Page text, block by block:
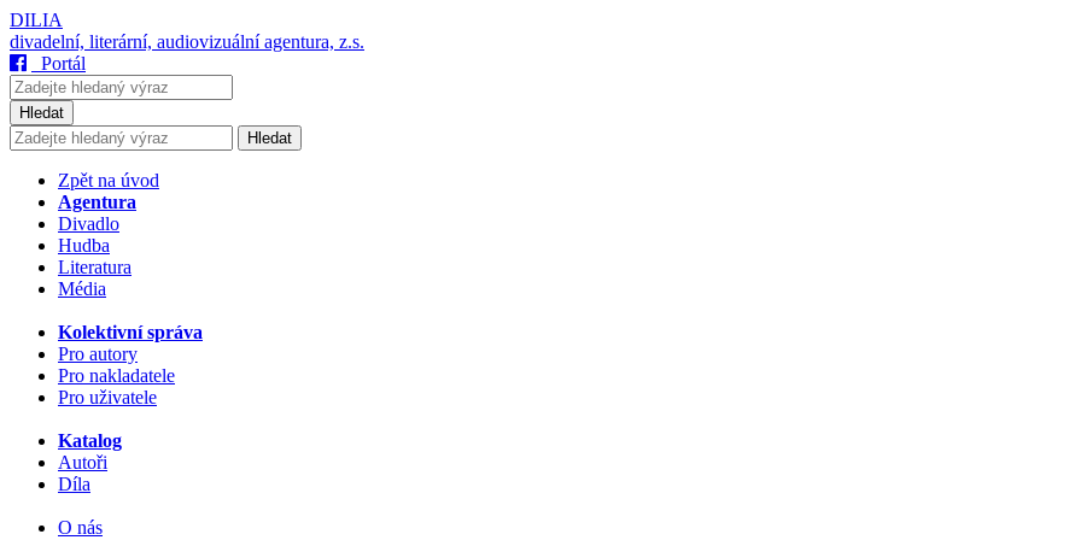
DILIA
divadelní, literární, audiovizuální agentura, z.s.
Portál
Hledat
Hledat
Zpět na úvod
Agentura
Divadlo
Hudba
Literatura
Média
Kolektivní správa
Pro autory
Pro nakladatele
Pro uživatele
Katalog
Autoři
Díla
O nás